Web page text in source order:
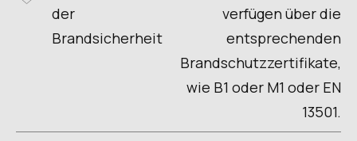
der
Brandsicherheit
verfügen über die
entsprechenden
Brandschutzzertifikate,
wie B1 oder M1 oder EN
13501.